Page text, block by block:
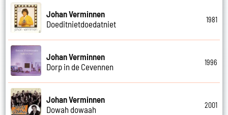
Johan Verminnen
Doeditnietdoedatniet
1981
Johan Verminnen
Dorp in de Cevennen
1996
Johan Verminnen
Dowah dowaah
2001